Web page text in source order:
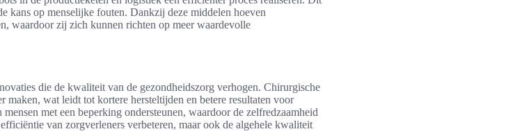
kans op menselijke fouten. Dankzij deze middelen hoeven
waardoor zij zich kunnen richten op meer waardevolle
die de kwaliteit van de gezondheidszorg verhogen. Chirurgische
wat leidt tot kortere hersteltijden en betere resultaten voor
met een beperking ondersteunen, waardoor de zelfredzaamheid
van zorgverleners verbeteren, maar ook de algehele kwaliteit